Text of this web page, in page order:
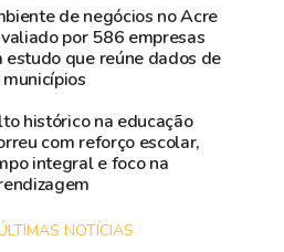
de negócios no Acre
por 586 empresas
estudo que reúne dados de
histórico na educação
com reforço escolar,
integral e foco na
NOTÍCIAS